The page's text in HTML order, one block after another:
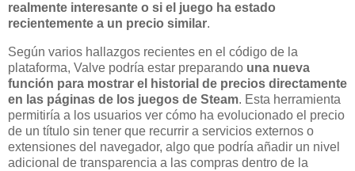
realmente interesante o si el juego ha estado
recientemente a un precio similar.
Según varios hallazgos recientes en el código de la
plataforma, Valve podría estar preparando una nueva
función para mostrar el historial de precios directamente
en las páginas de los juegos de Steam. Esta herramienta
permitiría a los usuarios ver cómo ha evolucionado el precio
de un título sin tener que recurrir a servicios externos o
extensiones del navegador, algo que podría añadir un nivel
adicional de transparencia a las compras dentro de la